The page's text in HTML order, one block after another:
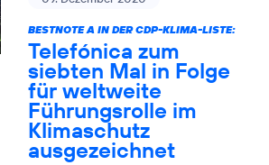
BESTNOTE A IN DER CDP-KLIMA-LISTE:
Telefónica zum
siebten Mal in Folge
für weltweite
Führungsrolle im
Klimaschutz
ausgezeichnet